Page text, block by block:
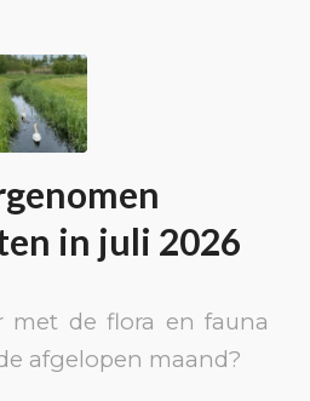
in juli 2026
met de flora en fauna
afgelopen maand?